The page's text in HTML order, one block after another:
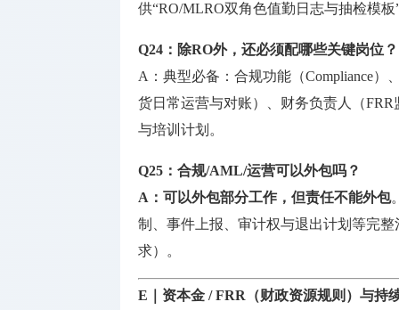
供“RO/MLRO双角色值勤日志与抽检模板
Q24：除RO外，还必须配哪些关键岗位？
A：典型必备：合规功能（Compliance
货日常运营与对账）、财务负责人（
与培训计划。
Q25：合规/AML/运营可以外包吗？
A： 可以外包部分工作，但责任不能外包
制、事件上报、审计权与退出计划等完
求）。
E｜资本金 / FRR（财政资源规则）与持